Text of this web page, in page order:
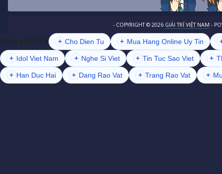
- COPYRIGHT © 2026 GIẢI TRÍ VIỆT NAM -
Khám phá thêm + Cho Dien Tu + Mua Hang Online Uy Tin
+ Idol Viet Nam + Nghe Si Viet + Tin Tuc Sao Viet +
+ Han Duc Hai + Dang Rao Vat + Trang Rao Vat +